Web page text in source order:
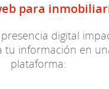
para
digital
tu información en
plataforma: